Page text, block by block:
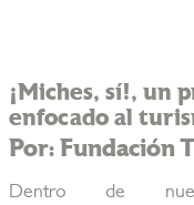
¡Miches, sí!, un
enfocado al
Por: Fundación
Dentro de